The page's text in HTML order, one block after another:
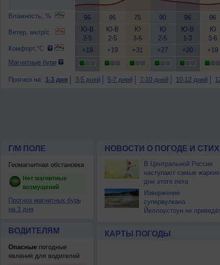
Влажность, %
Ветер, метр/с
Комфорт,°C
Магнитные бури
96
Ю-В
2-5
+19
96
Ю-В
2-5
+19
75
Ю
3-6
+31
90
Ю
2-5
+27
96
Ю-В
1-3
+20
96
Ю
3-6
+19
Прогноз на 1-3 дня 3-5 дней 5-7 дней 7-10 дней 10-12 дней
Г/М ПОЛЕ
Геомагнитная обстановка
Нет магнитных
возмущений
Прогноз магнитных бурь
на 3 дня
ВОДИТЕЛЯМ
Опасныепогодные
явления для водителей
НОВОСТИ О ПОГОДЕ И
В Центральной России
наступают самые жаркие
дни этого лета
Извержение
супервулкана
Йеллоустоун не
КАРТЫ ПОГОДЫ